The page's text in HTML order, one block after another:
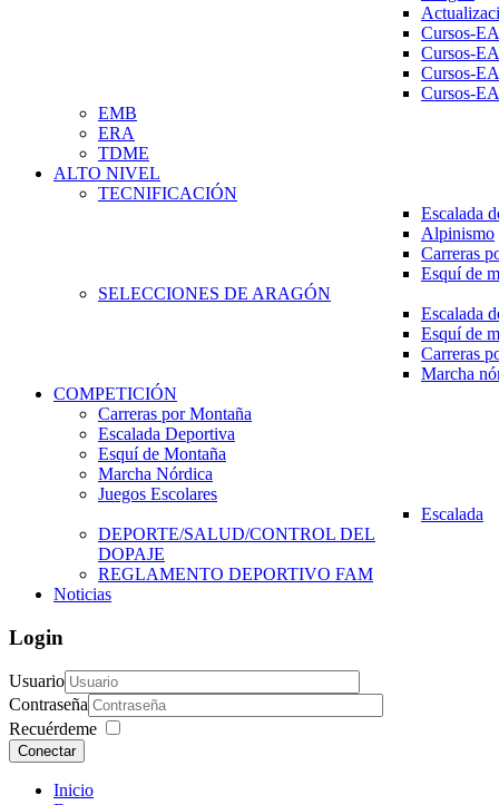
Cursos-
Cursos-
Cursos-
Cursos-
EMB
ERA
TDME
ALTO NIVEL
TECNIFICACIÓN
Escalada
Alpinismo
Carreras
Esquí de
SELECCIONES DE ARAGÓN
Escalada
Esquí de
Carreras
Marcha
COMPETICIÓN
Carreras por Montaña
Escalada Deportiva
Esquí de Montaña
Marcha Nórdica
Juegos Escolares
Escalada
DEPORTE/SALUD/CONTROL DEL
DOPAJE
REGLAMENTO DEPORTIVO FAM
Noticias
Login
Usuario
Contraseña
Recuérdeme
Conectar
Inicio